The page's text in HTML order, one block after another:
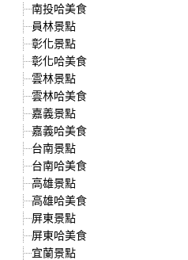
南投哈美食
員林景點
彰化景點
彰化哈美食
雲林景點
雲林哈美食
嘉義景點
嘉義哈美食
台南景點
台南哈美食
高雄景點
高雄哈美食
屏東景點
屏東哈美食
宜蘭景點